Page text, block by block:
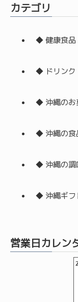
カテゴリ
◆ 健康食品
◆ ドリンク
◆ 沖縄のお
◆ 沖縄の食
◆ 沖縄の調
◆ 沖縄ギフ
営業日カレン